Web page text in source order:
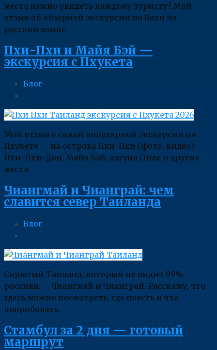
места нужно увидеть каждому туристу? Мой
отзыв об обзорной экскурсии по Бали на
русском языке.
Пхи-Пхи и Майя Бэй —
экскурсия с Пхукета
Блог
Мой отзыв о самой популярной экскурсии на
Пхукете — на острова Пхи-Пхи (фото, видео):
Пхи-Пхи-Дон, Майя Бэй, лагуна Пиле и другие
места
Чиангмай и Чианграй: чем
славится север Таиланда
Блог
Скрытый Таиланд, который не видит 99%
россиян — Чиангмай и Чианграй. Расскажу, что
здесь можно посмотреть, где поесть и что
попробовать.
Стамбул за 2 дня — готовый
маршрут